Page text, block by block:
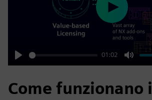
Play
01:02
Mute
Play
Come funzionano i